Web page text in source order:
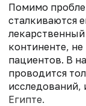
Помимо
сталкиваются
континенте,
пациентов. В
проводится
Египте.